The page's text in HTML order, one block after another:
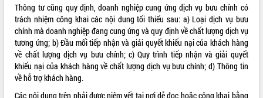
VIDEO
Thông tư cũng quy định, doanh nghiệp cung ứng dịch vụ bưu chính có
trách nhiệm công khai các nội dung tối thiểu sau: a) Loại dịch vụ bưu
chính mà doanh nghiệp đang cung ứng và quy định về chất lượng dịch vụ
tương ứng; b) Đầu mối tiếp nhận và giải quyết khiếu nại của khách hàng
về chất lượng dịch vụ bưu chính; c) Quy trình tiếp nhận và giải quyết
khiếu nại của khách hàng về chất lượng dịch vụ bưu chính; d) Thông tin
về hỗ trợ khách hàng.
Các nội dung trên phải được niêm yết tại nơi dễ đọc hoặc công khai bằng